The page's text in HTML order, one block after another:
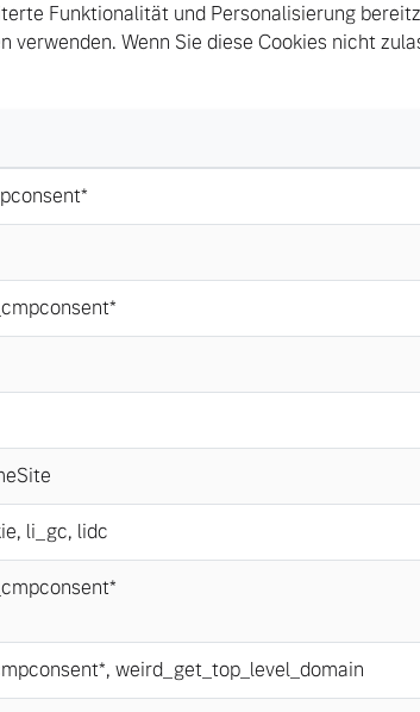
Funktionalität und Personalisierung
Wenn Sie diese Cookies nicht
, li_gc, lidc
, weird_get_top_level_domain